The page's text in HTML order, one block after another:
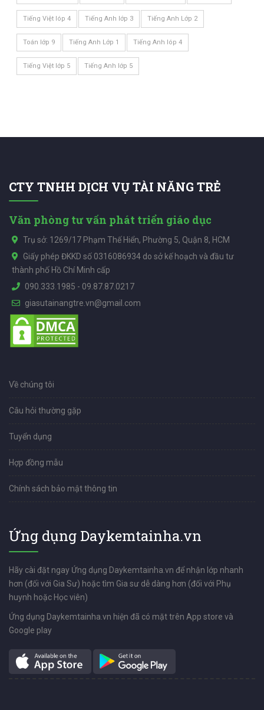
Tiếng Việt lóp 4 Tiếng Anh lớp 3 Tiếng Anh Lớp 2
Toán lớp 9 Tiếng Anh Lớp 1 Tiếng Anh lóp 4
Tiếng Việt lớp 5 Tiếng Anh lớp 5
CTY TNHH DỊCH VỤ TÀI NĂNG TRẺ
Văn phòng tư vấn phát triển giáo dục
Trụ sở: 1269/17 Phạm Thế Hiển, Phường 5, Quận 8, HCM
Giấy phép ĐKKD số 0316086934 do sở kế hoạch và đầu tư
thành phố Hồ Chí Minh cấp
090.333.1985 - 09.87.87.0217
giasutainangtre.vn@gmail.com
Về chúng tôi
Câu hỏi thường gặp
Tuyển dụng
Hợp đồng mẫu
Chính sách bảo mật thông tin
Ứng dụng Daykemtainha.vn
Hãy cài đặt ngay Ứng dụng Daykemtainha.vn để nhận lớp nhanh
hơn (đối với Gia Sư) hoặc tìm Gia sư dễ dàng hơn (đối với Phụ
huynh hoặc Học viên)
Ứng dụng Daykemtainha.vn hiện đã có mặt trên App store và
Google play